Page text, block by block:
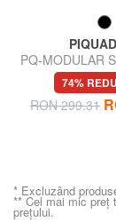
PQ-MODULAR
sticle
74%
RON 299.31
* Excluzând
** Cel mai mic preț
prețului.